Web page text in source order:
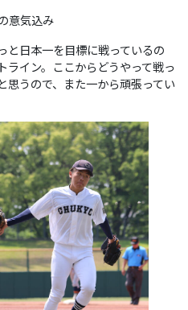
意気込み
日本一を目標に戦っているの
ライン。ここからどうやって戦っ
思うので、また一から頑張ってい